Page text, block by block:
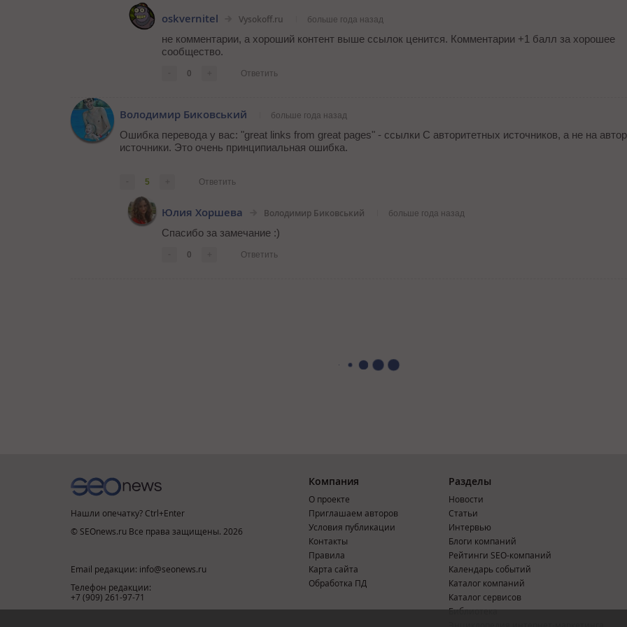
oskvernitel Vysokoff.ru больше года назад
не комментарии, а хороший контент выше ссылок ценится. Комментарии +1 балл за хорошее
сообщество.
0 Ответить
Володимир Биковський больше года назад
Ошибка перевода у вас: "great links from great pages" - ссылки С авторитетных источников, а не на
источники. Это очень принципиальная ошибка.
5 Ответить
Юлия Хоршева Володимир Биковський больше года назад
Спасибо за замечание :)
0 Ответить
Нашли опечатку? Ctrl+Enter
© SEOnews.ru Все права защищены. 2026
Email редакции: info@seonews.ru
Телефон редакции:
+7 (909) 261-97-71
Компания
О проекте
Приглашаем авторов
Условия публикации
Контакты
Правила
Карта сайта
Обработка ПД
Разделы
Новости
Статьи
Интервью
Блоги компаний
Рейтинги SEO-компаний
Календарь событий
Каталог компаний
Каталог сервисов
Библиотека